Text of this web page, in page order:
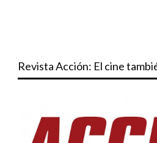
Revista Acción: El cine